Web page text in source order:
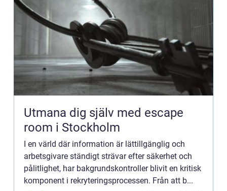
Utmana dig själv med escape
room i Stockholm
I en värld där information är lättillgänglig och
arbetsgivare ständigt strävar efter säkerhet och
pålitlighet, har bakgrundskontroller blivit en kritisk
komponent i rekryteringsprocessen. Från att b...